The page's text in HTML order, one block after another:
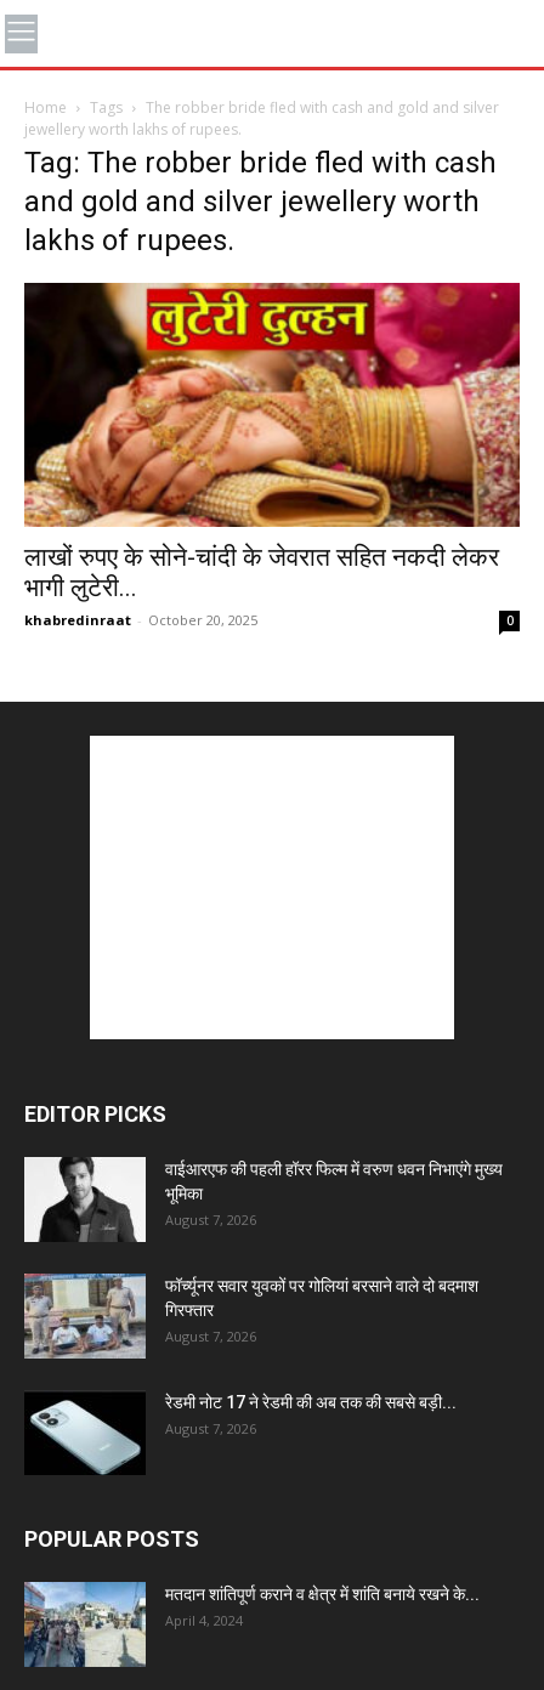
Home Tags
The robber bride fled with cash and gold and silver
jewellery worth lakhs of rupees.
Tag: The robber bride fled with cash
and gold and silver jewellery worth
lakhs of rupees.
लाखों रुपए के सोने-चांदी के जेवरात सहित नकदी लेकर
भागी लुटेरी...
khabredinraat - October 20, 2025 0
EDITOR PICKS
वाईआरएफ की पहली हॉरर फिल्म में वरुण धवन निभाएंगे मुख्य
भूमिका
August 7, 2026
फॉर्च्यूनर सवार युवकों पर गोलियां बरसाने वाले दो बदमाश
गिरफ्तार
August 7, 2026
रेडमी नोट 17 ने रेडमी की अब तक की सबसे बड़ी...
August 7, 2026
POPULAR POSTS
मतदान शांतिपूर्ण कराने व क्षेत्र में शांति बनाये रखने के...
April 4, 2024